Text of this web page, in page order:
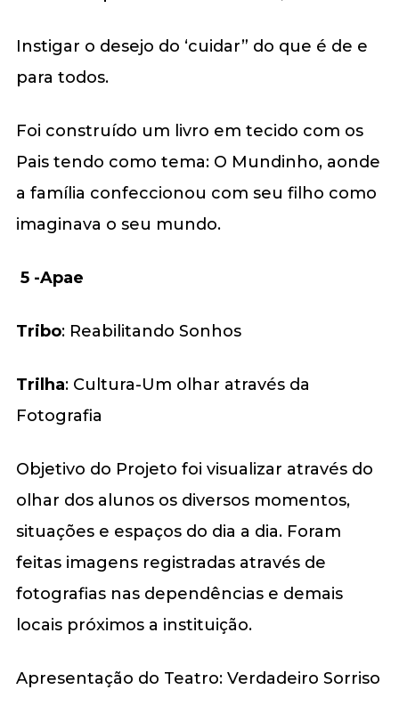
Instigar o desejo do ‘cuidar” do que é de e
para todos.
Foi construído um livro em tecido com os
Pais tendo como tema: O Mundinho, aonde
a família confeccionou com seu filho como
imaginava o seu mundo.
5 -Apae
Tribo: Reabilitando Sonhos
Trilha: Cultura-Um olhar através da
Fotografia
Objetivo do Projeto foi visualizar através do
olhar dos alunos os diversos momentos,
situações e espaços do dia a dia. Foram
feitas imagens registradas através de
fotografias nas dependências e demais
locais próximos a instituição.
Apresentação do Teatro: Verdadeiro Sorriso